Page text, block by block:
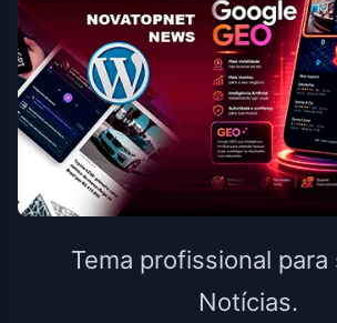
Tema profissional
Notícias.